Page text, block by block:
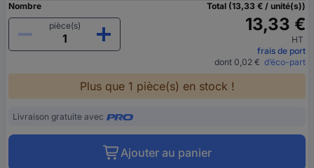
Nombre
pièce(s)
Total (13,33 € / unité(s))
13,33 €
HT
frais de port
dont 0,02 € d’éco-part
Plus que 1 pièce(s) en stock !
Livraison gratuite avec
Ajouter au panier